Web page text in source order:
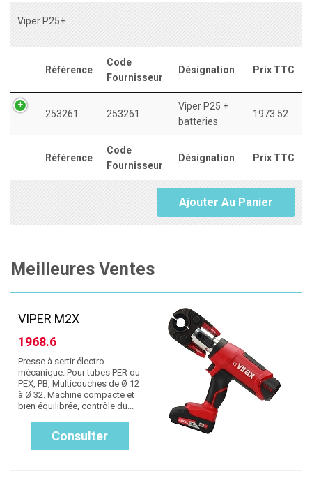
Viper P25+
Référence
Code
Fournisseur
Désignation Prix TTC
Référence
Code
Fournisseur
Désignation Prix TTC
253261 253261
Viper P25 +
batteries
1973.52
Ajouter Au Panier
Meilleures Ventes
VIPER M2X
1968.6
Presse à sertir électro-
mécanique. Pour tubes PER ou
PEX, PB, Multicouches de Ø 12
à Ø 32. Machine compacte et
bien équilibrée, contrôle du...
Consulter